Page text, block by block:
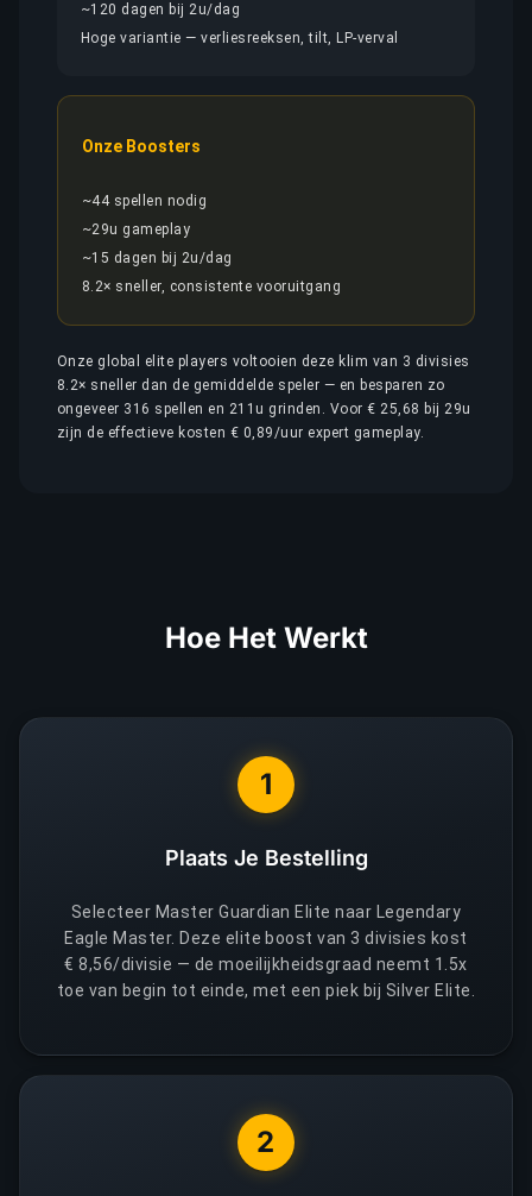
~120 dagen bij 2u/dag
Hoge variantie — verliesreeksen, tilt, LP-verval
Onze Boosters
~44 spellen nodig
~29u gameplay
~15 dagen bij 2u/dag
8.2× sneller, consistente vooruitgang
Onze global elite players voltooien deze klim van 3 divisies
8.2× sneller dan de gemiddelde speler — en besparen zo
ongeveer 316 spellen en 211u grinden. Voor € 25,68 bij 29u
zijn de effectieve kosten € 0,89/uur expert gameplay.
Hoe Het Werkt
1
Plaats Je Bestelling
Selecteer Master Guardian Elite naar Legendary
Eagle Master. Deze elite boost van 3 divisies kost
€ 8,56/divisie — de moeilijkheidsgraad neemt 1.5x
toe van begin tot einde, met een piek bij Silver Elite.
2